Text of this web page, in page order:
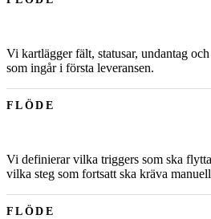
Vi kartlägger fält, statusar, undantag
som ingår i första leveransen.
FLÖDE
Vi definierar vilka triggers som ska
vilka steg som fortsatt ska kräva
FLÖDE